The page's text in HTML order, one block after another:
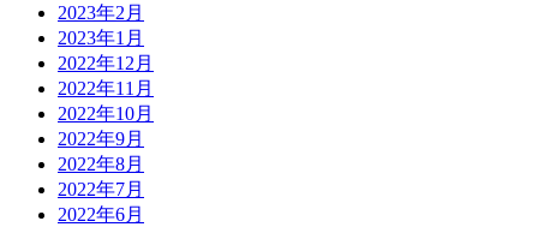
2023年2月
2023年1月
2022年12月
2022年11月
2022年10月
2022年9月
2022年8月
2022年7月
2022年6月